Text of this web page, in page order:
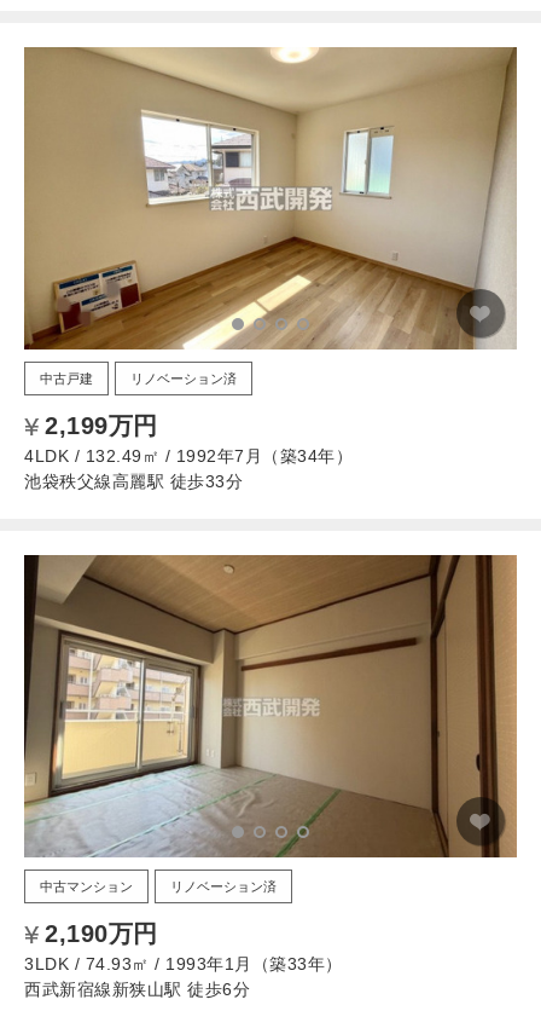
中古戸建 リノベーション済
2,199万円
4LDK / 132.49㎡ / 1992年7月（築34年）
池袋秩父線高麗駅 徒歩33分
中古マンション リノベーション済
2,190万円
3LDK / 74.93㎡ / 1993年1月（築33年）
西武新宿線新狭山駅 徒歩6分